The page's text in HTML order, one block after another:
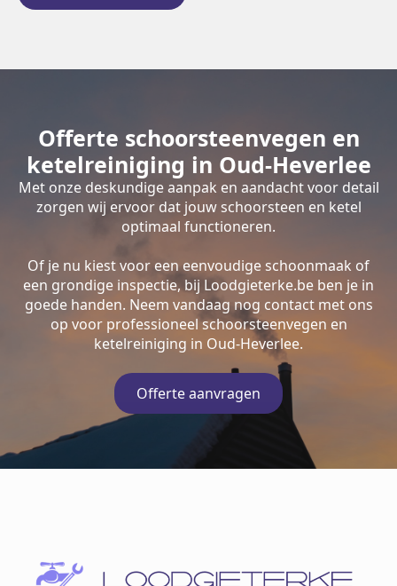
Offerte schoorsteenvegen en
ketelreiniging in Oud-Heverlee
Met onze deskundige aanpak en aandacht voor detail
zorgen wij ervoor dat jouw schoorsteen en ketel
optimaal functioneren.
Of je nu kiest voor een eenvoudige schoonmaak of
een grondige inspectie, bij Loodgieterke.be ben je in
goede handen. Neem vandaag nog contact met ons
op voor professioneel schoorsteenvegen en
ketelreiniging in Oud-Heverlee.
Offerte aanvragen